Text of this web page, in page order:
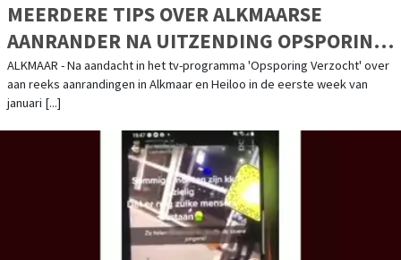
MEERDERE TIPS OVER ALKMAARSE
AANRANDER NA UITZENDING OPSPORING
VERZOCHT
ALKMAAR - Na aandacht in het tv-programma 'Opsporing Verzocht' over
aan reeks aanrandingen in Alkmaar en Heiloo in de eerste week van
januari [...]